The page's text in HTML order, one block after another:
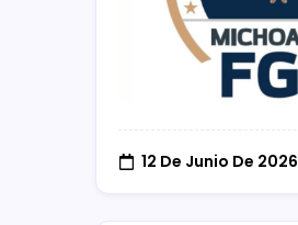
12 De Junio De 2026